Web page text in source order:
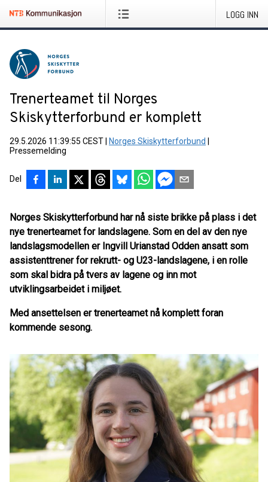
LOGG INN
Trenerteamet til Norges
Skiskytterforbund er komplett
29.5.2026 11:39:55 CEST Norges Skiskytterforbund
Pressemelding
Del
Norges Skiskytterforbund har nå siste brikke på plass i det
nye trenerteamet for landslagene. Som en del av den nye
landslagsmodellen er Ingvill Urianstad Odden ansatt som
assistenttrener for rekrutt- og U23-landslagene, i en rolle
som skal bidra på tvers av lagene og inn mot
utviklingsarbeidet i miljøet.
Med ansettelsen er trenerteamet nå komplett foran
kommende sesong.